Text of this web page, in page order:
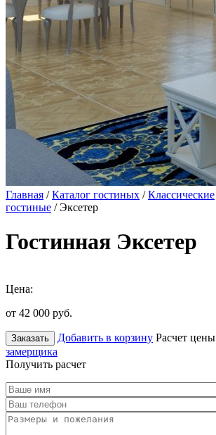
Главная /Каталог гостиных /Классические
гостиные / Эксетер
Гостинная Эксетер
Цена:
от 42 000 руб.
Заказать Добавить в корзину Расчет цены
замерщика
Получить расчет